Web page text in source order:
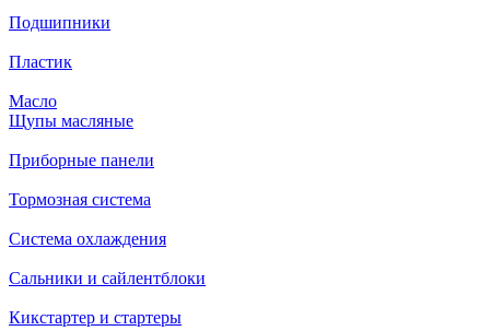
Подшипники
Пластик
Масло
Щупы масляные
Приборные панели
Тормозная система
Система охлаждения
Сальники и сайлентблоки
Кикстартер и стартеры